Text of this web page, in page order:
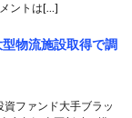
ントは[…]
物流施設取得で調
ファンド大手ブラッ